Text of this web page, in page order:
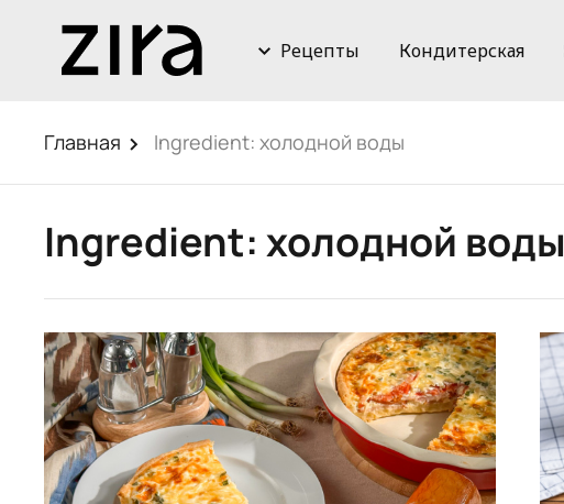
Рецепты Кондитерская
Главная Ingredient: холодной воды
Ingredient: холодной воды